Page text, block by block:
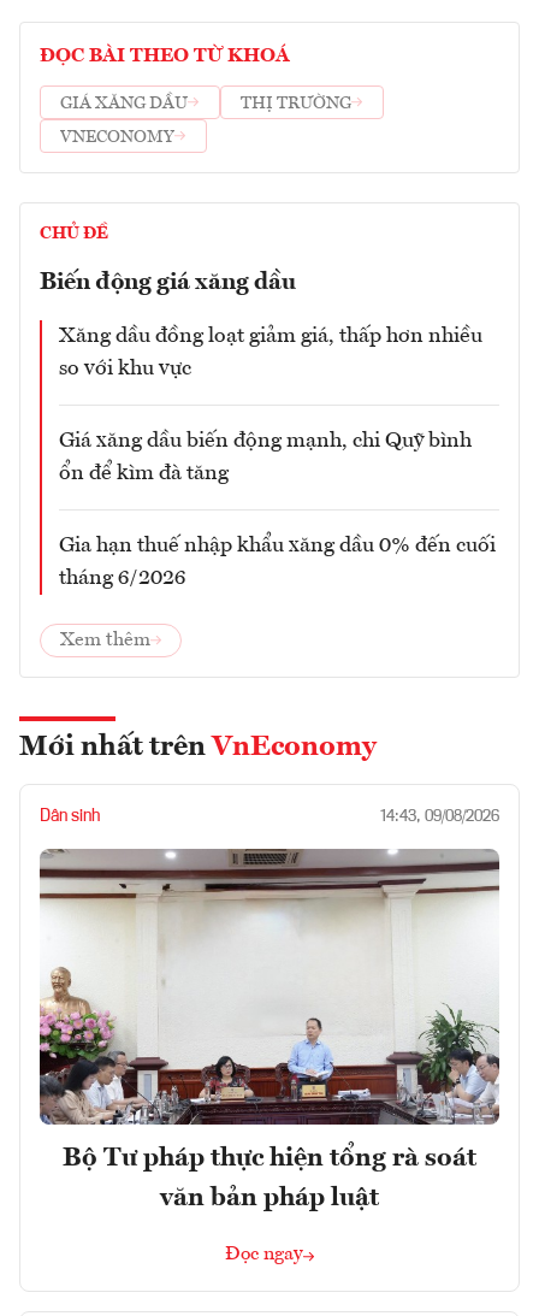
ĐỌC BÀI THEO TỪ KHOÁ
GIÁ XĂNG DẦU
THỊ TRƯỜNG
VNECONOMY
CHỦ ĐỀ
Biến động giá xăng dầu
Xăng dầu đồng loạt giảm giá, thấp hơn nhiều
so với khu vực
Giá xăng dầu biến động mạnh, chi Quỹ bình
ổn để kìm đà tăng
Gia hạn thuế nhập khẩu xăng dầu 0% đến cuối
tháng 6/2026
Xem thêm
Mới nhất trên VnEconomy
Dân sinh 14:43, 09/08/2026
Bộ Tư pháp thực hiện tổng rà soát
văn bản pháp luật
Đọc ngay